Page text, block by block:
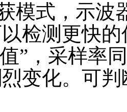
模式，示
检测更快
”，采样率
变化。可